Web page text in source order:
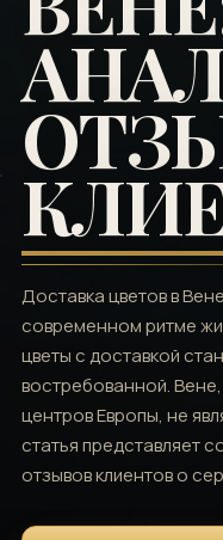
Доставка цветов в
современном ритме
цветы с доставкой
востребованной.
центров Европы, не
статья представляет
отзывов клиентов о